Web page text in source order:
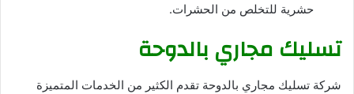
حشرية للتخلص من الحشرات.
تسليك مجاري بالدوحة
شركة تسليك مجاري بالدوحة تقدم الكثير من الخدمات المتميزة